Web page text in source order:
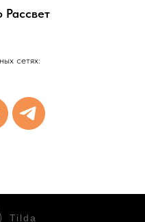
Рассвет
сетях:
Tilda